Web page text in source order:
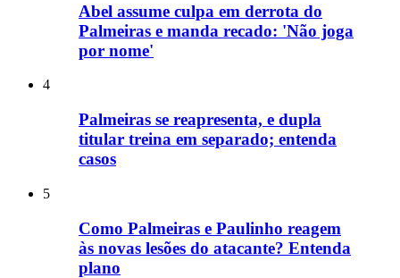
Abel assume culpa em derrota do
Palmeiras e manda recado: 'Não joga
por nome'
4
Palmeiras se reapresenta, e dupla
titular treina em separado; entenda
casos
5
Como Palmeiras e Paulinho reagem
às novas lesões do atacante? Entenda
plano